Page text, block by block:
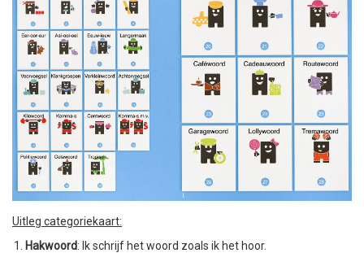
Uitleg categoriekaart:
Hakwoord: Ik schrijf het woord zoals ik het hoor.